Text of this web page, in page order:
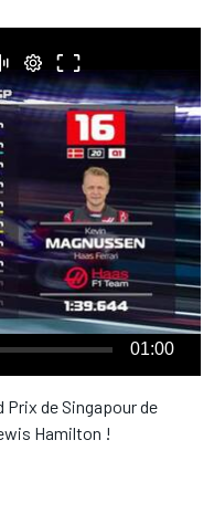
01:00
Prix de Singapour de
Hamilton !